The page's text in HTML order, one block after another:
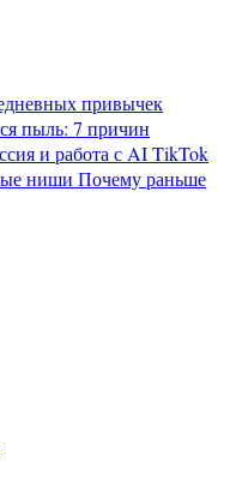
привычек
пыль: 7 причин
и работа с AITikTok
ниши Почему раньше